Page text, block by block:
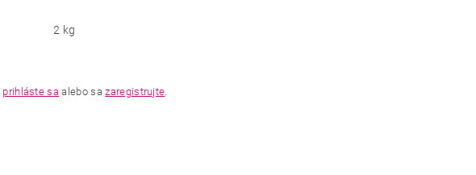
2 kg
prihláste sa alebo sazaregistrujte.